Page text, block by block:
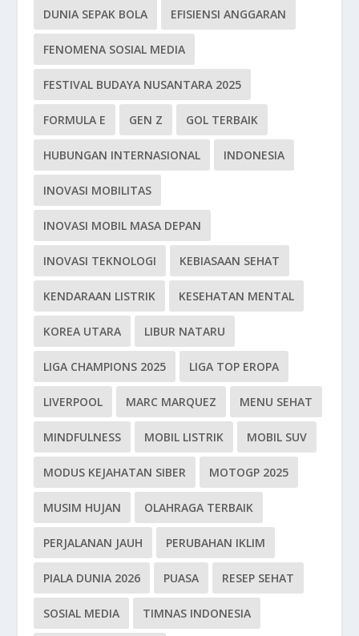
DUNIA SEPAK BOLA EFISIENSI ANGGARAN
FENOMENA SOSIAL MEDIA
FESTIVAL BUDAYA NUSANTARA 2025
FORMULA E GEN Z GOL TERBAIK
HUBUNGAN INTERNASIONAL INDONESIA
INOVASI MOBILITAS
INOVASI MOBIL MASA DEPAN
INOVASI TEKNOLOGI KEBIASAAN SEHAT
KENDARAAN LISTRIK KESEHATAN MENTAL
KOREA UTARA LIBUR NATARU
LIGA CHAMPIONS 2025 LIGA TOP EROPA
LIVERPOOL MARC MARQUEZ MENU SEHAT
MINDFULNESS MOBIL LISTRIK MOBIL SUV
MODUS KEJAHATAN SIBER MOTOGP 2025
MUSIM HUJAN OLAHRAGA TERBAIK
PERJALANAN JAUH PERUBAHAN IKLIM
PIALA DUNIA 2026 PUASA RESEP SEHAT
SOSIAL MEDIA TIMNAS INDONESIA